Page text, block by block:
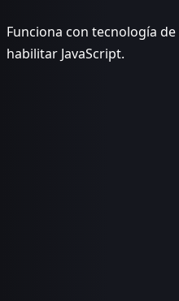
Funciona con tecnología de
habilitar JavaScript.